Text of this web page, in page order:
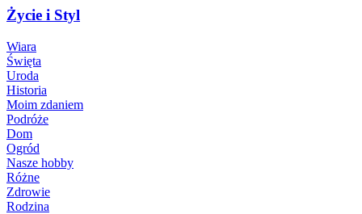
Życie i Styl
Wiara
Święta
Uroda
Historia
Moim zdaniem
Podróże
Dom
Ogród
Nasze hobby
Różne
Zdrowie
Rodzina